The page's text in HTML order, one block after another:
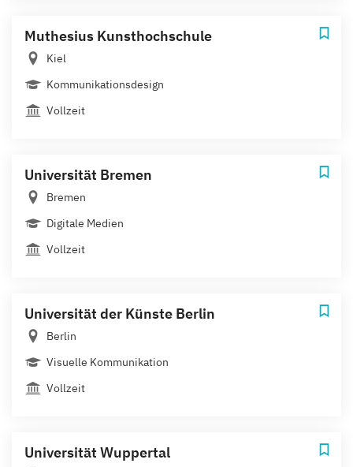
Muthesius Kunsthochschule
Kiel
Kommunikationsdesign
Vollzeit
Universität Bremen
Bremen
Digitale Medien
Vollzeit
Universität der Künste Berlin
Berlin
Visuelle Kommunikation
Vollzeit
Universität Wuppertal